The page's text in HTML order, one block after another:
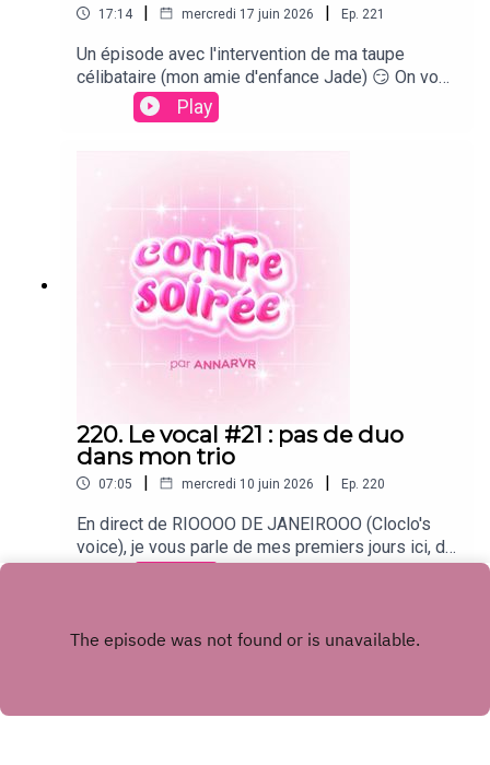
17:14 | mercredi 17 juin 2026 | Ep. 221
Un épisode avec l'intervention de ma taupe
célibataire (mon amie d'enfance Jade) 😏 On vous
raconte notre soirée de folie au Brésil, et
comment elle a rencontré 34 brésiliens qui
Play
220. Le vocal #21 : pas de duo
dans mon trio
07:05 | mercredi 10 juin 2026 | Ep. 220
En direct de RIOOOO DE JANEIROOO (Cloclo's
voice), je vous parle de mes premiers jours ici, de
partir en vacances à trois, et de ma matinée